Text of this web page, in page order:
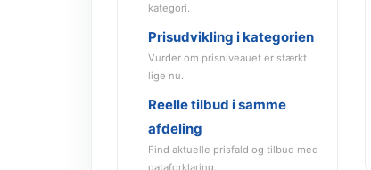
kategori.
Prisudvikling i kategorien
Vurder om prisniveauet er stærkt
lige nu.
Reelle tilbud i samme
afdeling
Find aktuelle prisfald og tilbud med
dataforklaring.